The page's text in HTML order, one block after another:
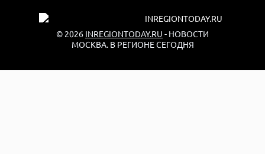
© 2026 INREGIONTODAY.RU - НОВОСТИ
МОСКВА. В РЕГИОНЕ СЕГОДНЯ